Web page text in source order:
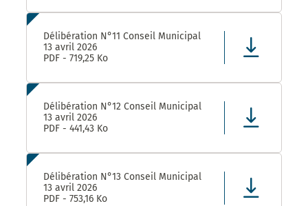
Délibération N°11 Conseil Municipal
13 avril 2026
PDF - 719,25 Ko
Délibération N°12 Conseil Municipal
13 avril 2026
PDF - 441,43 Ko
Délibération N°13 Conseil Municipal
13 avril 2026
PDF - 753,16 Ko